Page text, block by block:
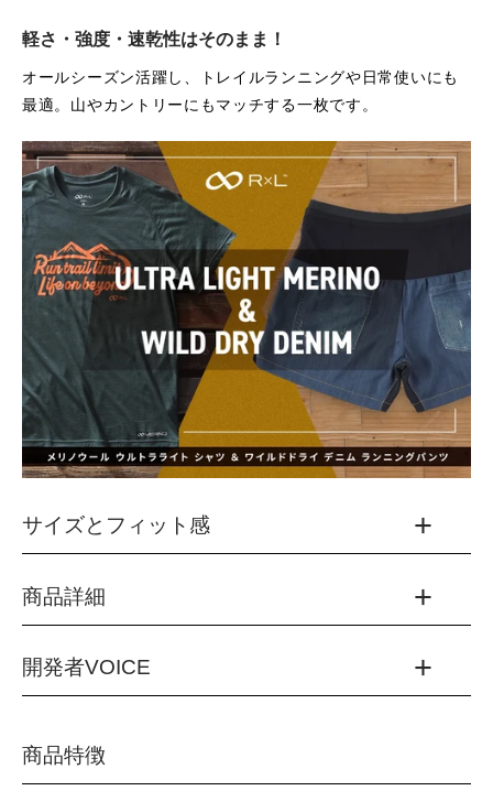
軽さ・強度・速乾性はそのまま！
オールシーズン活躍し、トレイルランニングや日常使いにも
最適。山やカントリーにもマッチする一枚です。
サイズとフィット感
サイズ
身幅(cm)
46 48 51 54
袖丈(cm)
商品詳細
品番：TMS9002HA
カラー：
(10)ブラック
(20)ブルー
開発者VOICE
ライフスタイルまで着用しやすくしました。
商品特徴